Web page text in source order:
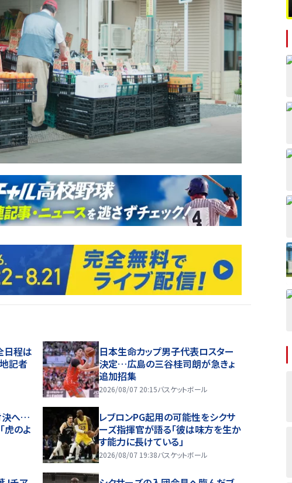
日程は
記者
日本生命カップ男子代表ロスター
決定…広島の三谷桂司朗が急きょ
追加招集
2026/08/07 20:15バスケットボール
決へ…
虎のよ
レブロンPG起用の可能性をシクサ
ーズ指揮官が語る「彼は味方を生か
す能力に長けている」
2026/08/07 19:38バスケットボール